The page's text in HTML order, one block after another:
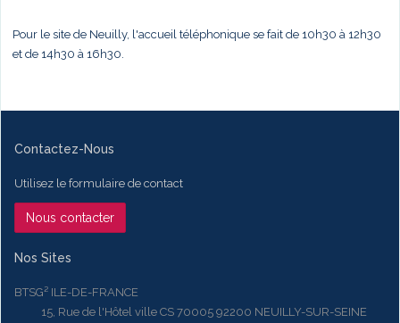
Pour le site de Neuilly, l'accueil téléphonique se fait de 10h30 à 12h30
et de 14h30 à 16h30.
Contactez-Nous
Utilisez le formulaire de contact
Nous contacter
Nos Sites
BTSG² ILE-DE-FRANCE
15, Rue de l'Hôtel ville CS 70005 92200 NEUILLY-SUR-SEINE